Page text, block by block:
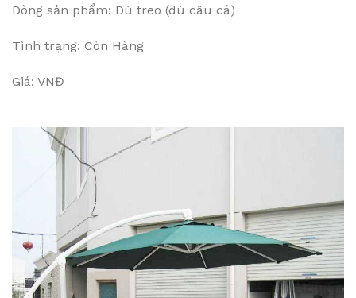
Dòng sản phẩm: Dù treo (dù câu cá)
Tình trạng: Còn Hàng
Giá: VNĐ